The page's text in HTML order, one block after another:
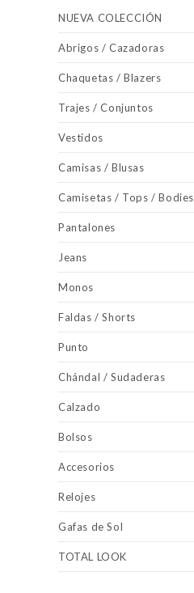
NUEVA COLECCIÓN
Abrigos / Cazadoras
Chaquetas / Blazers
Trajes / Conjuntos
Vestidos
Camisas / Blusas
Camisetas / Tops / Bodies
Pantalones
Jeans
Monos
Faldas / Shorts
Punto
Chándal / Sudaderas
Calzado
Bolsos
Accesorios
Relojes
Gafas de Sol
TOTAL LOOK